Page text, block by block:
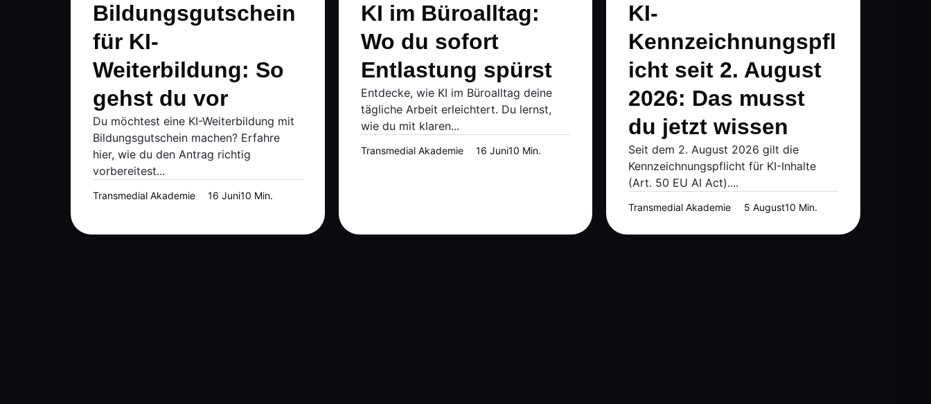
Bildungsgutschein
für KI-
Weiterbildung: So
gehst du vor
Du möchtest eine KI-Weiterbildung mit
Bildungsgutschein machen? Erfahre
hier, wie du den Antrag richtig
vorbereitest...
Transmedial Akademie 16 Juni10 Min.
KI im Büroalltag:
Wo du sofort
Entlastung spürst
Entdecke, wie KI im Büroalltag deine
tägliche Arbeit erleichtert. Du lernst,
wie du mit klaren...
Transmedial Akademie 16 Juni10 Min.
KI-
Kennzeichnungspfl
icht seit 2. August
2026: Das musst
du jetzt wissen
Seit dem 2. August 2026 gilt die
Kennzeichnungspflicht für KI-Inhalte
(Art. 50 EU AI Act)....
Transmedial Akademie 5 August10 Min.